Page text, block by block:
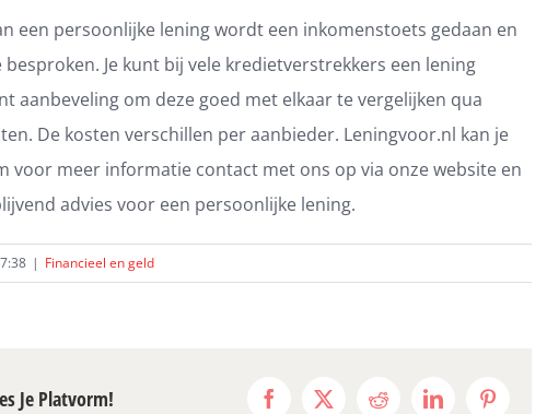
een persoonlijke lening wordt een inkomenstoets gedaan en
Je kunt bij vele kredietverstrekkers een lening
aanbeveling om deze goed met elkaar te vergelijken qua
De kosten verschillen per aanbieder. Leningvoor.nl kan je
voor meer informatie contact met ons op via onze website en
advies voor een persoonlijke lening.
| Financieel en geld
Je Platvorm! Facebook
X Reddit LinkedInPinterest